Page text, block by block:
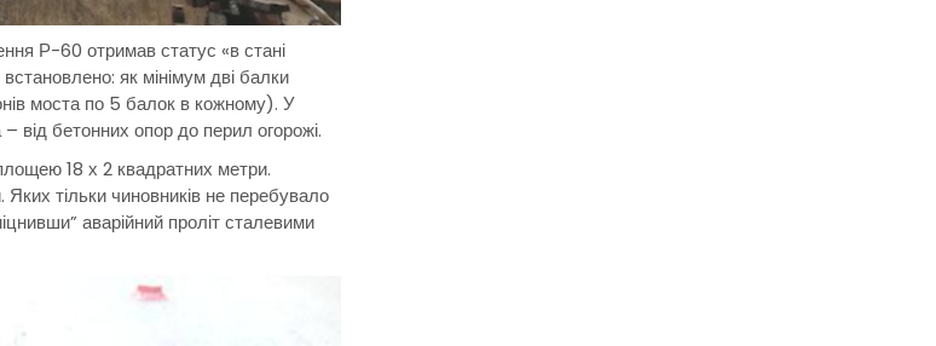
Р-60 отримав статус «в стані
як мінімум дві балки
моста по 5 балок в кожному). У
від бетонних опор до перил огорожі.
18 х 2 квадратних метри.
тільки чиновників не перебувало
аварійний проліт сталевими